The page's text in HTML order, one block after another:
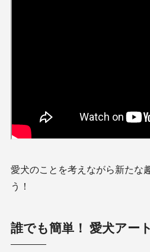
愛犬のことを考えながら新たな
う！
誰でも簡単！ 愛犬アー